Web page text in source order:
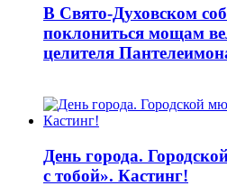
В Свято-Духовском
поклониться мощам
целителя
День города.
с тобой». Кастинг!